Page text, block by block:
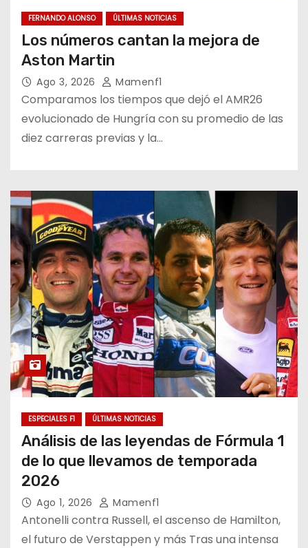
FERNANDO ALONSO ÚLTIMAS NOTICIAS
Los números cantan la mejora de
Aston Martin
Ago 3, 2026 Mamenf1
Comparamos los tiempos que dejó el AMR26
evolucionado de Hungría con su promedio de las
diez carreras previas y la…
ESPECIALES F1 ÚLTIMAS NOTICIAS
Análisis de las leyendas de Fórmula 1
de lo que llevamos de temporada
2026
Ago 1, 2026 Mamenf1
Antonelli contra Russell, el ascenso de Hamilton,
el futuro de Verstappen y más Tras una intensa